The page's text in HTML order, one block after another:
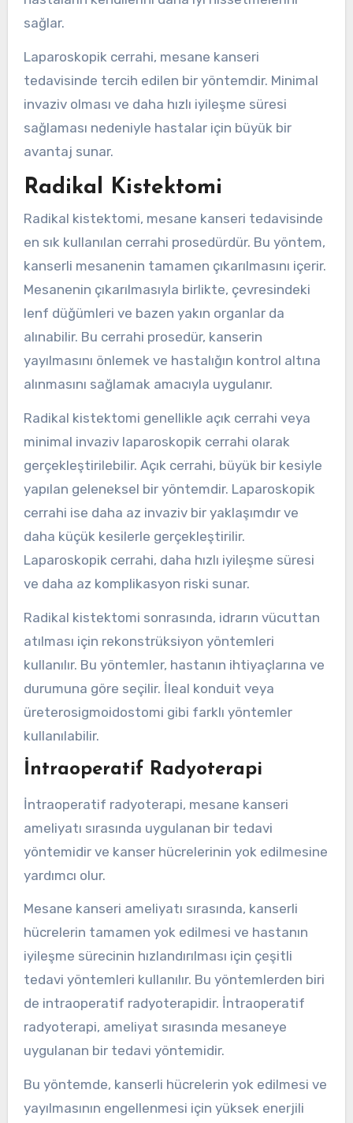
sağlar.
Laparoskopik cerrahi, mesane kanseri
tedavisinde tercih edilen bir yöntemdir. Minimal
invaziv olması ve daha hızlı iyileşme süresi
sağlaması nedeniyle hastalar için büyük bir
avantaj sunar.
Radikal Kistektomi
Radikal kistektomi, mesane kanseri tedavisinde
en sık kullanılan cerrahi prosedürdür. Bu yöntem,
kanserli mesanenin tamamen çıkarılmasını içerir.
Mesanenin çıkarılmasıyla birlikte, çevresindeki
lenf düğümleri ve bazen yakın organlar da
alınabilir. Bu cerrahi prosedür, kanserin
yayılmasını önlemek ve hastalığın kontrol altına
alınmasını sağlamak amacıyla uygulanır.
Radikal kistektomi genellikle açık cerrahi veya
minimal invaziv laparoskopik cerrahi olarak
gerçekleştirilebilir. Açık cerrahi, büyük bir kesiyle
yapılan geleneksel bir yöntemdir. Laparoskopik
cerrahi ise daha az invaziv bir yaklaşımdır ve
daha küçük kesilerle gerçekleştirilir.
Laparoskopik cerrahi, daha hızlı iyileşme süresi
ve daha az komplikasyon riski sunar.
Radikal kistektomi sonrasında, idrarın vücuttan
atılması için rekonstrüksiyon yöntemleri
kullanılır. Bu yöntemler, hastanın ihtiyaçlarına ve
durumuna göre seçilir. İleal konduit veya
üreterosigmoidostomi gibi farklı yöntemler
kullanılabilir.
İntraoperatif Radyoterapi
İntraoperatif radyoterapi, mesane kanseri
ameliyatı sırasında uygulanan bir tedavi
yöntemidir ve kanser hücrelerinin yok edilmesine
yardımcı olur.
Mesane kanseri ameliyatı sırasında, kanserli
hücrelerin tamamen yok edilmesi ve hastanın
iyileşme sürecinin hızlandırılması için çeşitli
tedavi yöntemleri kullanılır. Bu yöntemlerden biri
de intraoperatif radyoterapidir. İntraoperatif
radyoterapi, ameliyat sırasında mesaneye
uygulanan bir tedavi yöntemidir.
Bu yöntemde, kanserli hücrelerin yok edilmesi ve
yayılmasının engellenmesi için yüksek enerjili